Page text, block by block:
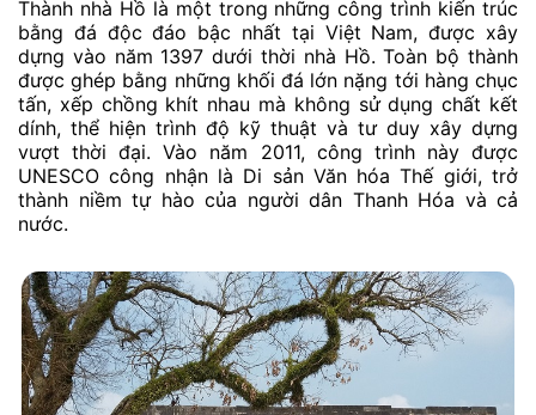
Thành nhà Hồ là một trong những công trình kiến trúc
bằng đá độc đáo bậc nhất tại Việt Nam, được xây
dựng vào năm 1397 dưới thời nhà Hồ. Toàn bộ thành
được ghép bằng những khối đá lớn nặng tới hàng chục
tấn, xếp chồng khít nhau mà không sử dụng chất kết
dính, thể hiện trình độ kỹ thuật và tư duy xây dựng
vượt thời đại. Vào năm 2011, công trình này được
UNESCO công nhận là Di sản Văn hóa Thế giới, trở
thành niềm tự hào của người dân Thanh Hóa và cả
nước.